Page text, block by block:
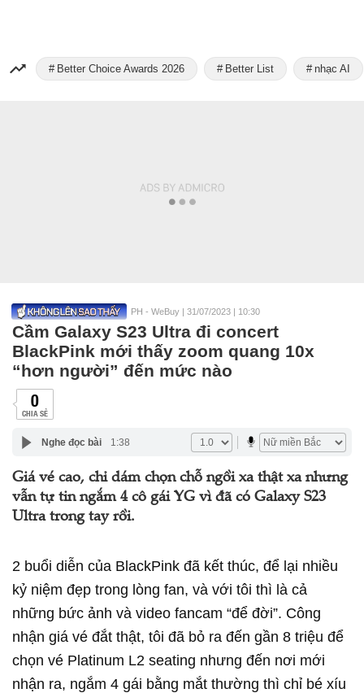
Better Choice Awards 2026 Better List nhạc AI
PH - WeBuy |31/07/2023 | 10:30
Cầm Galaxy S23 Ultra đi concert
BlackPink mới thấy zoom quang 10x
“hơn người” đến mức nào
0
CHIA SẺ
Nghe đọc bài 1:38
Giá vé cao, chỉ dám chọn chỗ ngồi xa thật xa nhưng
vẫn tự tin ngắm 4 cô gái YG vì đã có Galaxy S23
Ultra trong tay rồi.
2 buổi diễn của BlackPink đã kết thúc, để lại nhiều
kỷ niệm đẹp trong lòng fan, và với tôi thì là cả
những bức ảnh và video fancam “để đời”. Công
nhận giá vé đắt thật, tôi đã bỏ ra đến gần 8 triệu để
chọn vé Platinum L2 seating nhưng đến nơi mới
nhận ra, ngắm 4 gái bằng mắt thường thì chỉ bé xíu